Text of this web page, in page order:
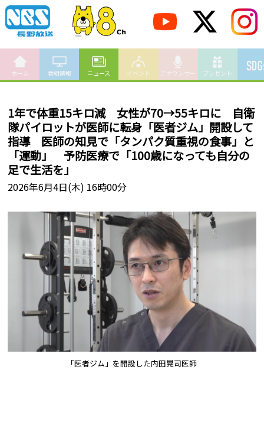
ホーム 番組情報 ニュース イベント アナウンサー プレゼント
1年で体重15キロ減 女性が70→55キロに 自衛
隊パイロットが医師に転身「医者ジム」開設して
指導 医師の知見で「タンパク質重視の食事」と
「運動」 予防医療で「100歳になっても自分の
足で生活を」
2026年6月4日(木) 16時00分
「医者ジム」を開設した内田晃司医師